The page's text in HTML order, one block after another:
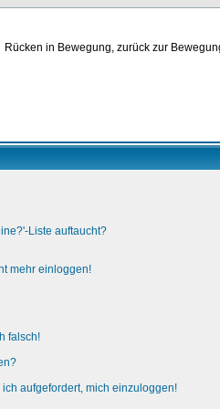
Rücken in Bewegung, zurück zur
Liste auftaucht?
mehr einloggen!
falsch!
aufgefordert, mich einzuloggen!